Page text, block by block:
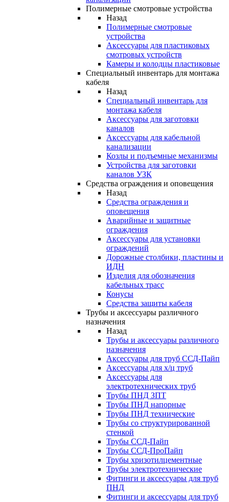
Полимерные смотровые устройства
Назад
Полимерные смотровые
устройства
Аксессуары для пластиковых
смотровых устройств
Камеры и колодцы пластиковые
Специальный инвентарь для монтажа
кабеля
Назад
Специальный инвентарь для
монтажа кабеля
Аксессуары для заготовки
каналов
Аксессуары для кабельной
канализации
Козлы и подъемные механизмы
Устройства для заготовки
каналов УЗК
Средства ограждения и оповещения
Назад
Средства ограждения и
оповещения
Аварийные и защитные
ограждения
Аксессуары для установки
ограждений
Дорожные столбики, пластины и
ИДН
Изделия для обозначения
кабельных трасс
Конусы
Средства защиты кабеля
Трубы и аксессуары различного
назначения
Назад
Трубы и аксессуары различного
назначения
Аксессуары для труб ССД-Пайп
Аксессуары для х/ц труб
Аксессуары для
электротехнических труб
Трубы ПНД ЗПТ
Трубы ПНД напорные
Трубы ПНД технические
Трубы со структурированной
стенкой
Трубы ССД-Пайп
Трубы ССД-ПроПайп
Трубы хризотилцементные
Трубы электротехнические
Фитинги и аксессуары для труб
ПНД
Фитинги и аксессуары для труб